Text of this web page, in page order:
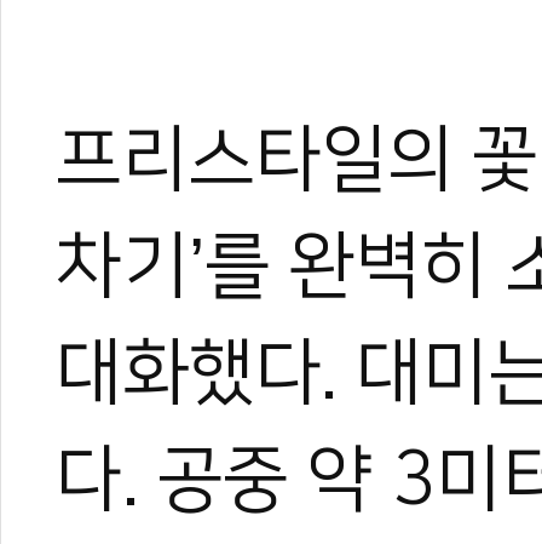
프리스타일의
차기’를 완벽히
대화했다. 대미
다. 공중 약 3미